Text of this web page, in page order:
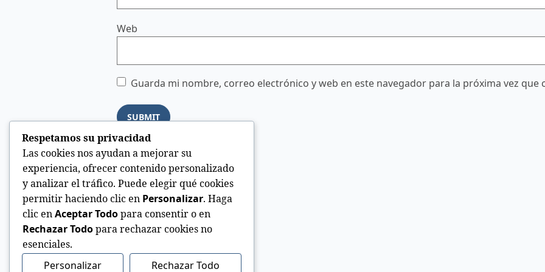
Web
Guarda mi nombre, correo electrónico y web en este navegador para la próxima vez que
Respetamos su privacidad
Las cookies nos ayudan a mejorar su
experiencia, ofrecer contenido personalizado
y analizar el tráfico. Puede elegir qué cookies
permitir haciendo clic en Personalizar. Haga
clic enAceptar Todopara consentir o en
Rechazar Todopara rechazar cookies no
esenciales.
Personalizar
Rechazar Todo